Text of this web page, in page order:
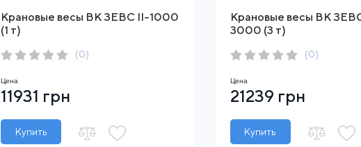
Крановые весы ВК ЗЕВС ІІ-1000
(1 т)
(0)
Цена
11931 грн
Купить
Крановые весы ВК ЗЕВС
3000 (3 т)
(0)
Цена
21239 грн
Купить